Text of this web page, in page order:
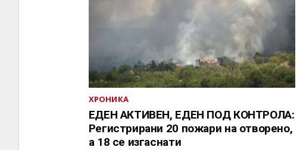
ХРОНИКА
ЕДЕН АКТИВЕН, ЕДЕН ПОД КОНТРОЛА:
Регистрирани 20 пожари на отворено,
a 18 се изгаснати